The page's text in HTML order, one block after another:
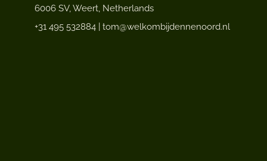
6006 SV, Weert, Netherlands
+31 495 532884 | tom@welkombijdennenoord.nl